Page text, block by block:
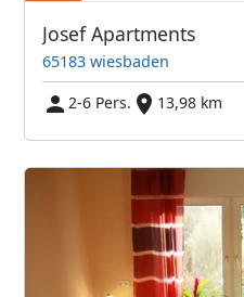
Josef Apartments
65183 wiesbaden
2-6 Pers.
13,98 km